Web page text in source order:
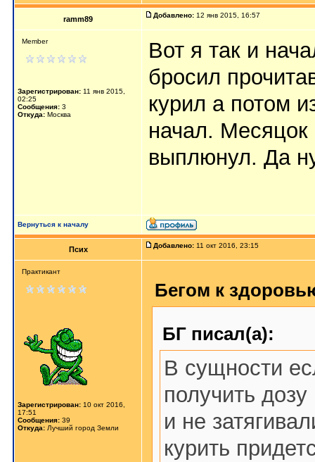
ramm89 Добавлено: 12 янв 2015, 16:57
Member
Зарегистрирован: 11 янв 2015,
02:25
Сообщения: 3
Откуда: Москва
Вот я так и
бросил
курил а потом
начал. Месяцок
выплюнул. Да
Вернуться к началу
Псих Добавлено: 11 окт 2016, 23:15
Практикант
Зарегистрирован: 10 окт 2016,
17:51
Сообщения: 39
Откуда: Лучший город Земли
Бегом к
БГ писал(а):
В сущности
получить
и не
курить